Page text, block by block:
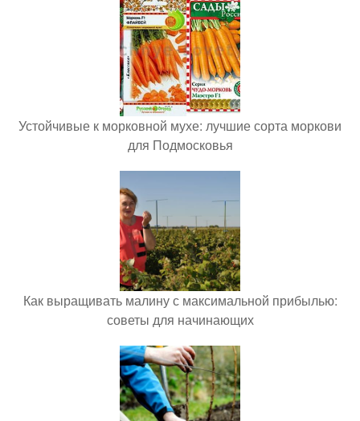
Устойчивые к морковной мухе: лучшие сорта моркови
для Подмосковья
Как выращивать малину с максимальной прибылью:
советы для начинающих